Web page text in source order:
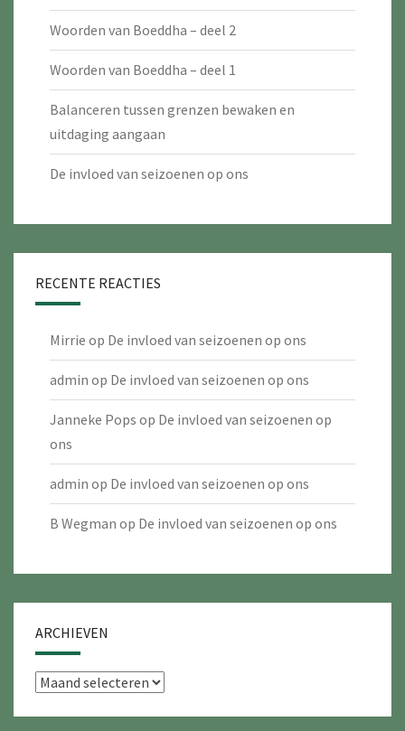
Woorden van Boeddha – deel 2
Woorden van Boeddha – deel 1
Balanceren tussen grenzen bewaken en
uitdaging aangaan
De invloed van seizoenen op ons
RECENTE REACTIES
Mirrie op De invloed van seizoenen op ons
admin op De invloed van seizoenen op ons
Janneke Pops op De invloed van seizoenen op
ons
admin op De invloed van seizoenen op ons
B Wegman op De invloed van seizoenen op ons
ARCHIEVEN
Archieven